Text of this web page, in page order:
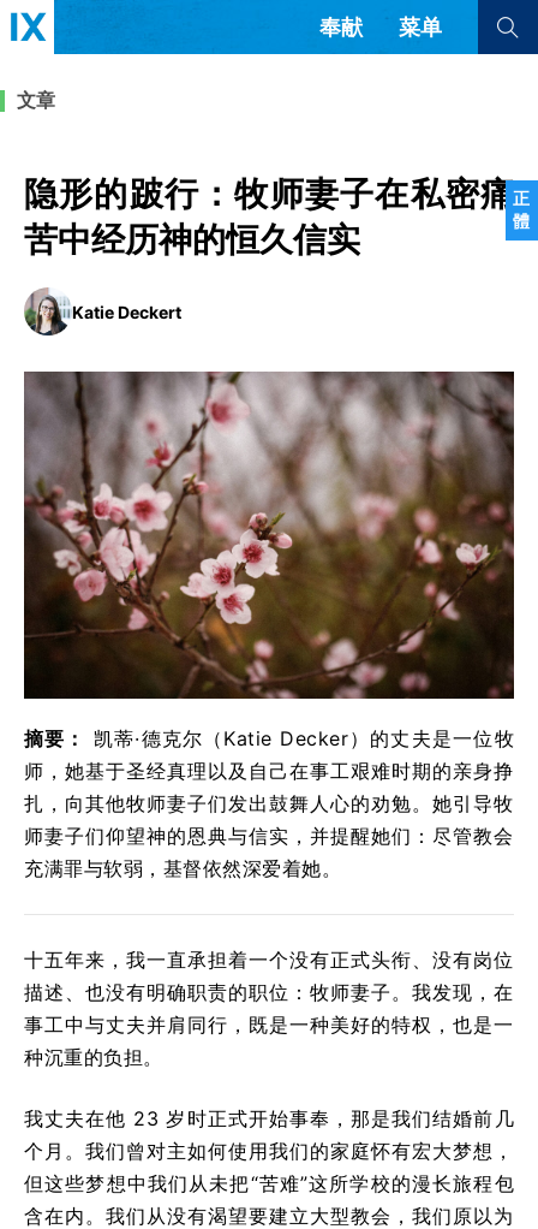
正
體
奉献 菜单
来信
教会带领
福音传讲与宣教 成员制与教会纪律
团契生活与祷告
查看全部
查看全部
西班牙语
葡萄牙语
俄语
乌兹别克语
达里语
波斯语
罗马尼亚语
波兰语
越南语
意大利语
德语
韩语
土耳其语
阿拉伯语
阿尔巴尼亚语
塞尔维亚语 柬埔寨语
文章
隐形的跛行：牧师妻子在私密痛
苦中经历神的恒久信实
Katie Deckert
摘要：
凯蒂·德克尔（Katie Decker）的丈夫是一位牧
师，她基于圣经真理以及自己在事工艰难时期的亲身挣
扎，向其他牧师妻子们发出鼓舞人心的劝勉。她引导牧
师妻子们仰望神的恩典与信实，并提醒她们：尽管教会
充满罪与软弱，基督依然深爱着她。
十五年来，我一直承担着一个没有正式头衔、没有岗位
描述、也没有明确职责的职位：牧师妻子。我发现，在
事工中与丈夫并肩同行，既是一种美好的特权，也是一
种沉重的负担。
我丈夫在他 23 岁时正式开始事奉，那是我们结婚前几
个月。我们曾对主如何使用我们的家庭怀有宏大梦想，
但这些梦想中我们从未把“苦难”这所学校的漫长旅程包
含在内。我们从没有渴望要建立大型教会，我们原以为